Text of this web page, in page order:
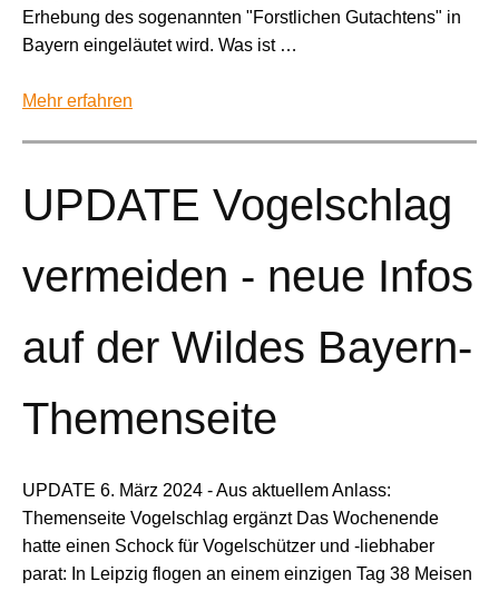
Erhebung des sogenannten "Forstlichen Gutachtens" in
Bayern eingeläutet wird. Was ist …
Mehr erfahren
UPDATE Vogelschlag
vermeiden - neue Infos
auf der Wildes Bayern-
Themenseite
UPDATE 6. März 2024 - Aus aktuellem Anlass:
Themenseite Vogelschlag ergänzt Das Wochenende
hatte einen Schock für Vogelschützer und -liebhaber
parat: In Leipzig flogen an einem einzigen Tag 38 Meisen